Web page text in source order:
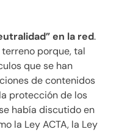
en la red.
porque, tal
que se han
de contenidos
protección de los
había discutido en
la Ley ACTA, la Ley